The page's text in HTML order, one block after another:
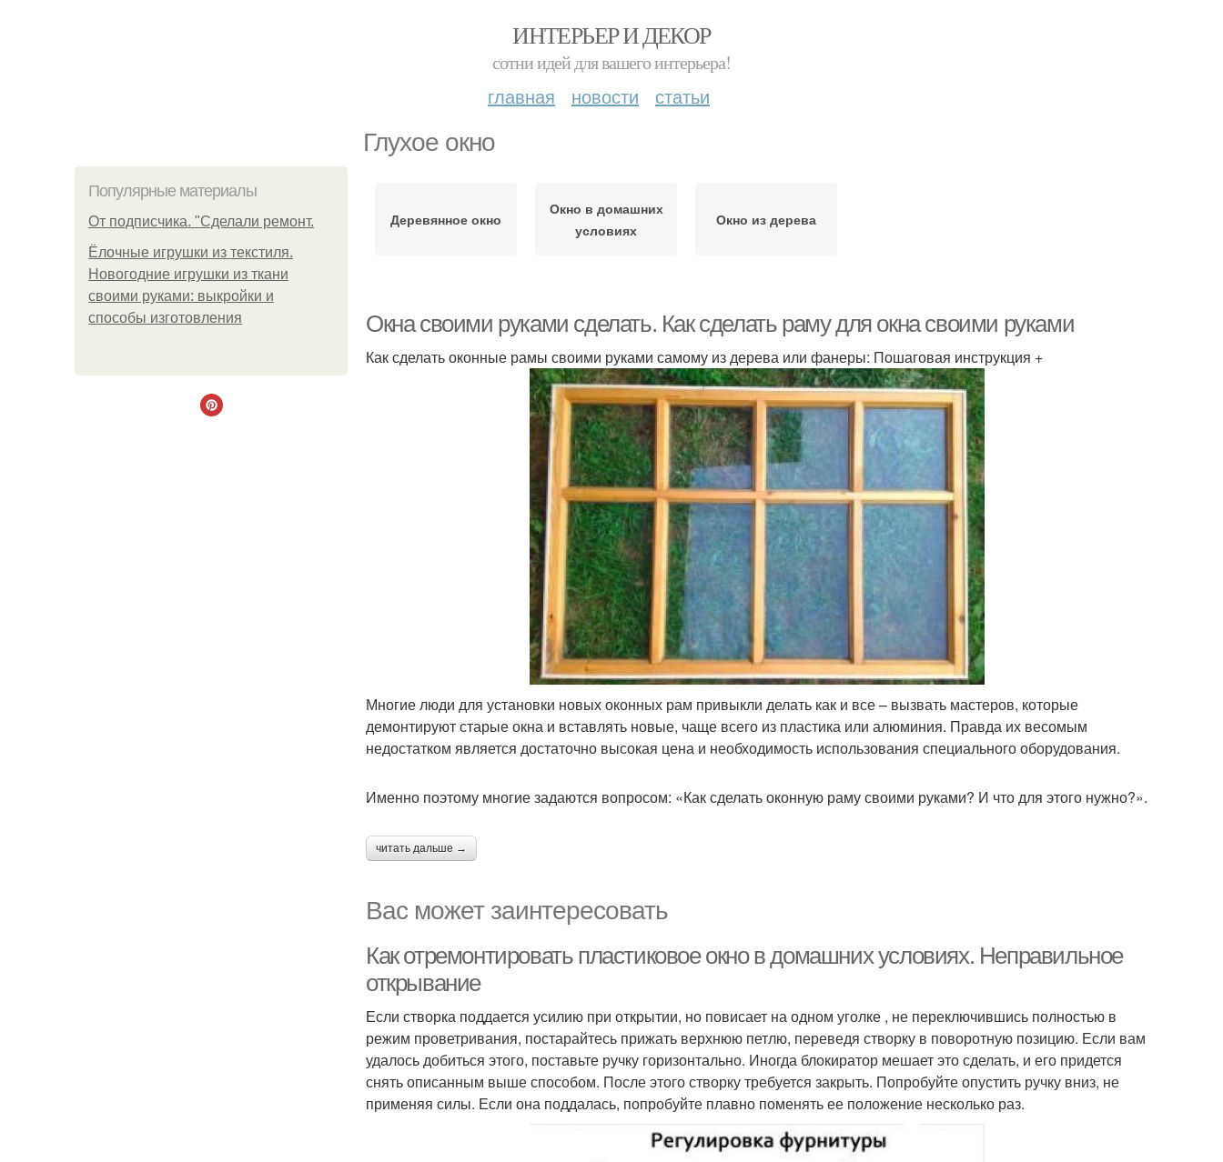
ИНТЕРЬЕР И ДЕКОР
сотни идей для вашего интерьера!
главная новости статьи
Глухое окно
Популярные материалы
От подписчика. "Сделали ремонт.
Ёлочные игрушки из текстиля.
Новогодние игрушки из ткани
своими руками: выкройки и
способы изготовления
Деревянное окно
Окно в домашних
условиях
Окно из дерева
Окна своими руками сделать. Как сделать раму для окна своими руками
Как сделать оконные рамы своими руками самому из дерева или фанеры: Пошаговая инструкция +
Многие люди для установки новых оконных рам привыкли делать как и все – вызвать мастеров, которые
демонтируют старые окна и вставлять новые, чаще всего из пластика или алюминия. Правда их весомым
недостатком является достаточно высокая цена и необходимость использования специального оборудования.
Именно поэтому многие задаются вопросом: «Как сделать оконную раму своими руками? И что для этого нужно?».
читать дальше →
Вас может заинтересовать
Как отремонтировать пластиковое окно в домашних условиях. Неправильное
открывание
Если створка поддается усилию при открытии, но повисает на одном уголке , не переключившись полностью в
режим проветривания, постарайтесь прижать верхнюю петлю, переведя створку в поворотную позицию. Если вам
удалось добиться этого, поставьте ручку горизонтально. Иногда блокиратор мешает это сделать, и его придется
снять описанным выше способом. После этого створку требуется закрыть. Попробуйте опустить ручку вниз, не
применяя силы. Если она поддалась, попробуйте плавно поменять ее положение несколько раз.